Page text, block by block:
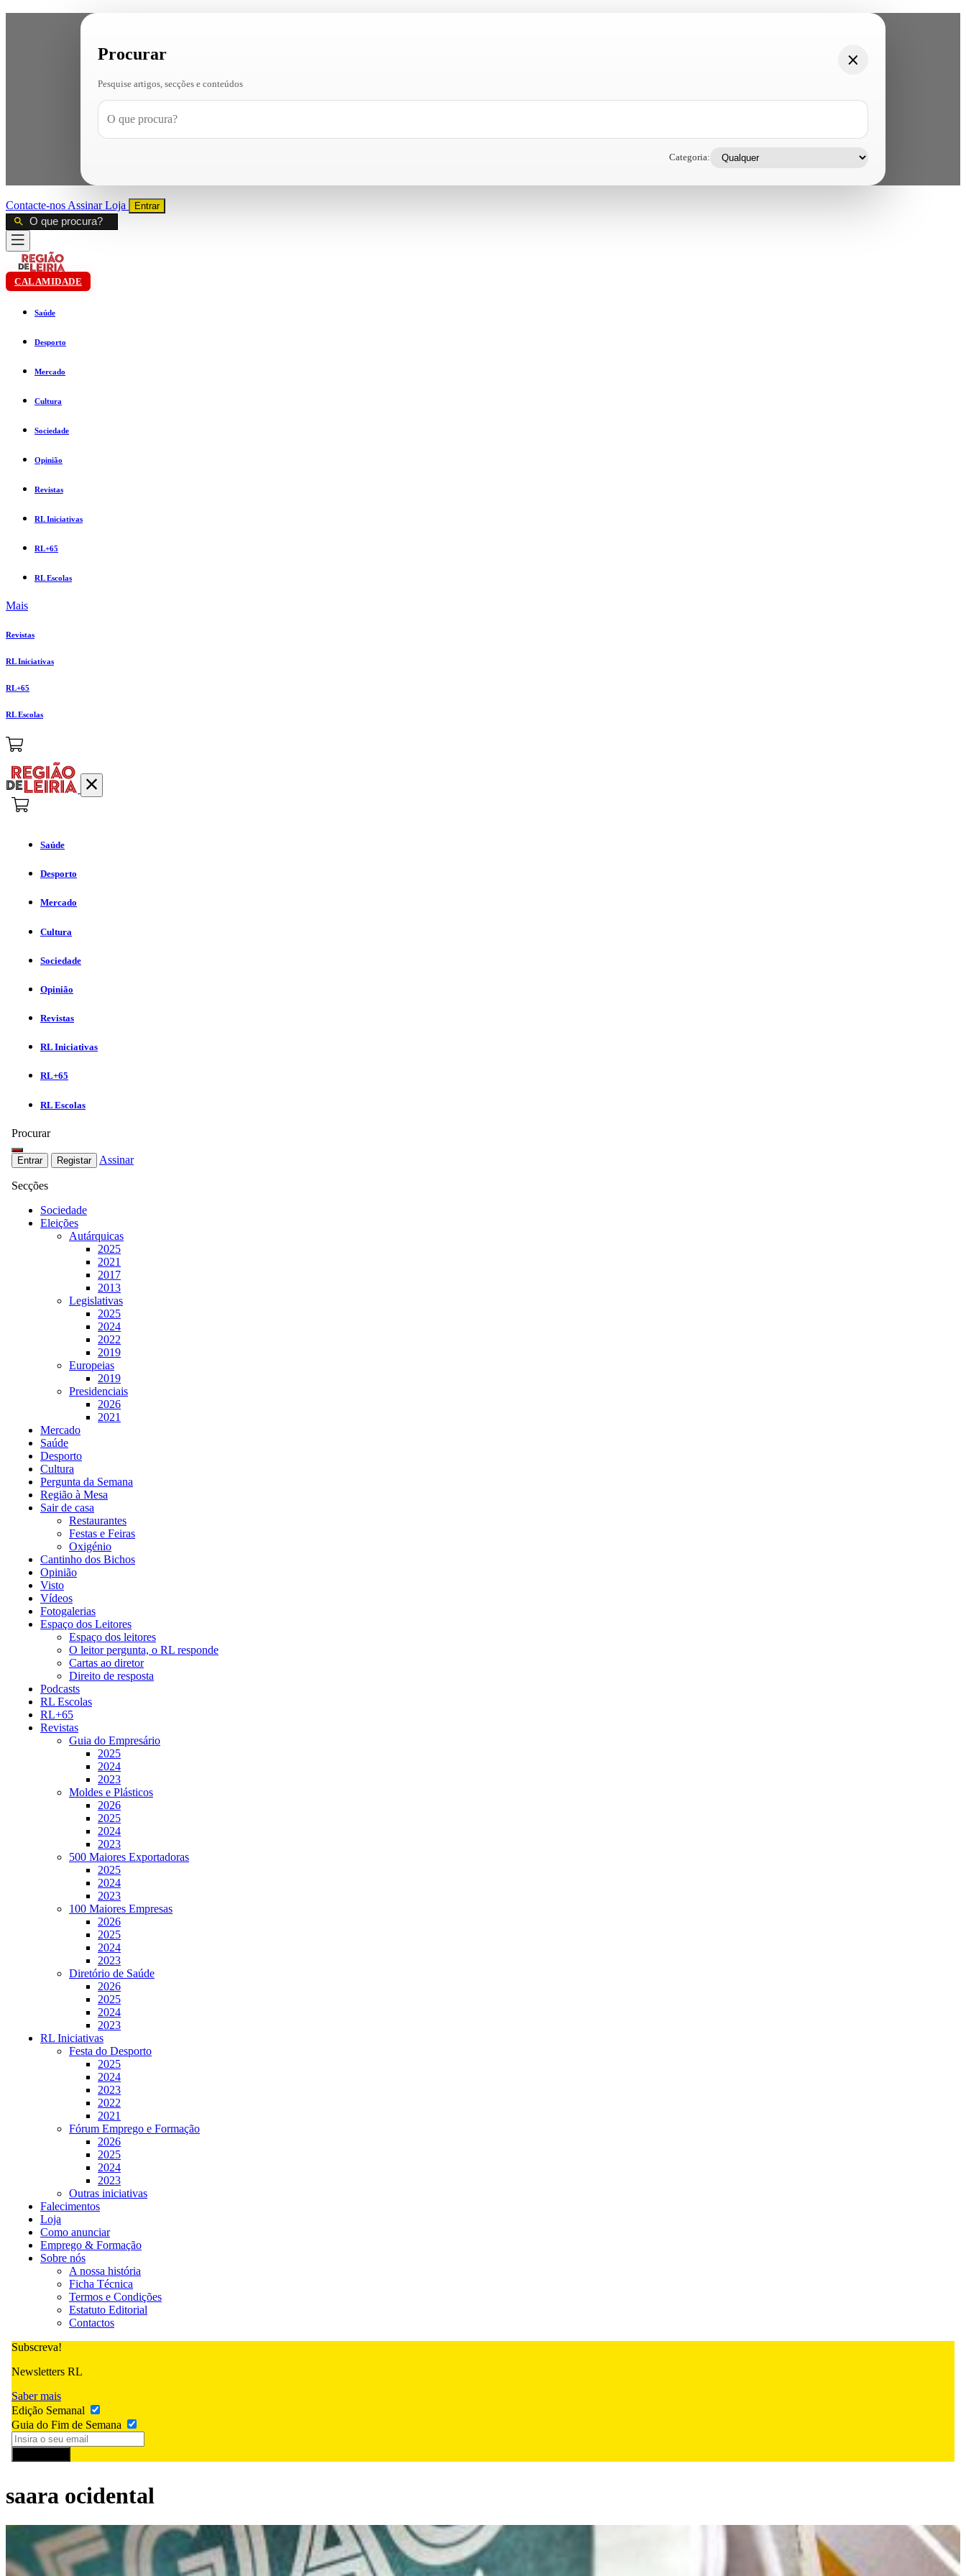
Procurar
Pesquise artigos, secções e conteúdos
Categoria:
Contacte-nos AssinarLoja Entrar
CALAMIDADE
Saúde
Desporto
Mercado
Cultura
Sociedade
Opinião
Revistas
RL Iniciativas
RL+65
RL Escolas
Mais
Revistas
RL Iniciativas
RL+65
RL Escolas
Saúde
Desporto
Mercado
Cultura
Sociedade
Opinião
Revistas
RL Iniciativas
RL+65
RL Escolas
Procurar
Entrar Registar Assinar
Secções
Sociedade
Eleições
Autárquicas
2025
2021
2017
2013
Legislativas
2025
2024
2022
2019
Europeias
2019
Presidenciais
2026
2021
Mercado
Saúde
Desporto
Cultura
Pergunta da Semana
Região à Mesa
Sair de casa
Restaurantes
Festas e Feiras
Oxigénio
Cantinho dos Bichos
Opinião
Visto
Vídeos
Fotogalerias
Espaço dos Leitores
Espaço dos leitores
O leitor pergunta, o RL responde
Cartas ao diretor
Direito de resposta
Podcasts
RL Escolas
RL+65
Revistas
Guia do Empresário
2025
2024
2023
Moldes e Plásticos
2026
2025
2024
2023
500 Maiores Exportadoras
2025
2024
2023
100 Maiores Empresas
2026
2025
2024
2023
Diretório de Saúde
2026
2025
2024
2023
RL Iniciativas
Festa do Desporto
2025
2024
2023
2022
2021
Fórum Emprego e Formação
2026
2025
2024
2023
Outras iniciativas
Falecimentos
Loja
Como anunciar
Emprego & Formação
Sobre nós
A nossa história
Ficha Técnica
Termos e Condições
Estatuto Editorial
Contactos
Subscreva!
Newsletters RL
Saber mais
Edição Semanal
Guia do Fim de Semana
saara ocidental